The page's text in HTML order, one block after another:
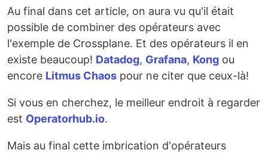
Au final dans cet article, on aura vu qu'il était
possible de combiner des opérateurs avec
l'exemple de Crossplane. Et des opérateurs il en
existe beaucoup! Datadog, Grafana, Kong ou
encore Litmus Chaos pour ne citer que ceux-là!
Si vous en cherchez, le meilleur endroit à regarder
est Operatorhub.io.
Mais au final cette imbrication d'opérateurs